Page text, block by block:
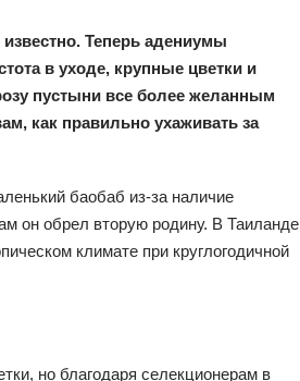
Теперь адениумы
в уходе, крупные цветки и
пустыни все более желанным
как правильно ухаживать за
баобаб из-за наличие
он обрел вторую родину. В Таиланде
климате при круглогодичной
но благодаря селекционерам в